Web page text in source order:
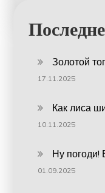
Золотой
17.11.2025
Как лиса
10.11.2025
Ну погоди!
01.09.2025